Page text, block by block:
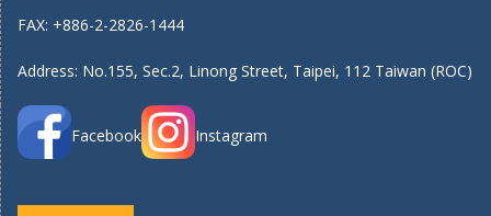
FAX: +886-2-2826-1444
Address: No.155, Sec.2, Linong Street, Taipei, 112 Taiwan (ROC)
Facebook Instagram